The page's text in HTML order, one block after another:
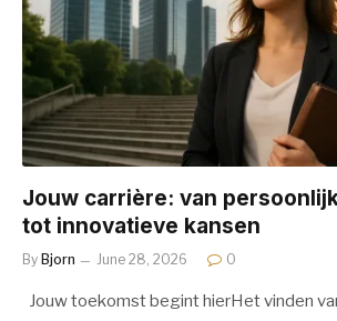
Jouw carrière: van
tot innovatieve kansen
By Bjorn June 28, 2026 0
Jouw toekomst begint hierHet vinden